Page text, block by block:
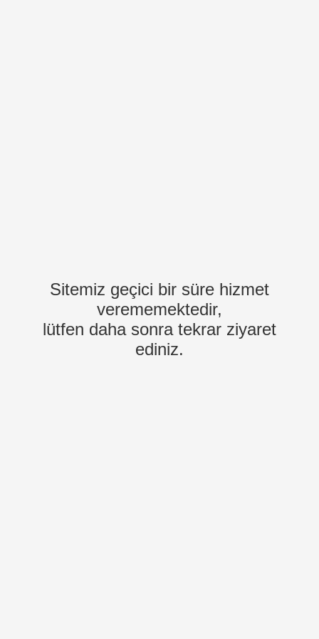
Sitemiz geçici bir süre hizmet
verememektedir,
lütfen daha sonra tekrar ziyaret
ediniz.